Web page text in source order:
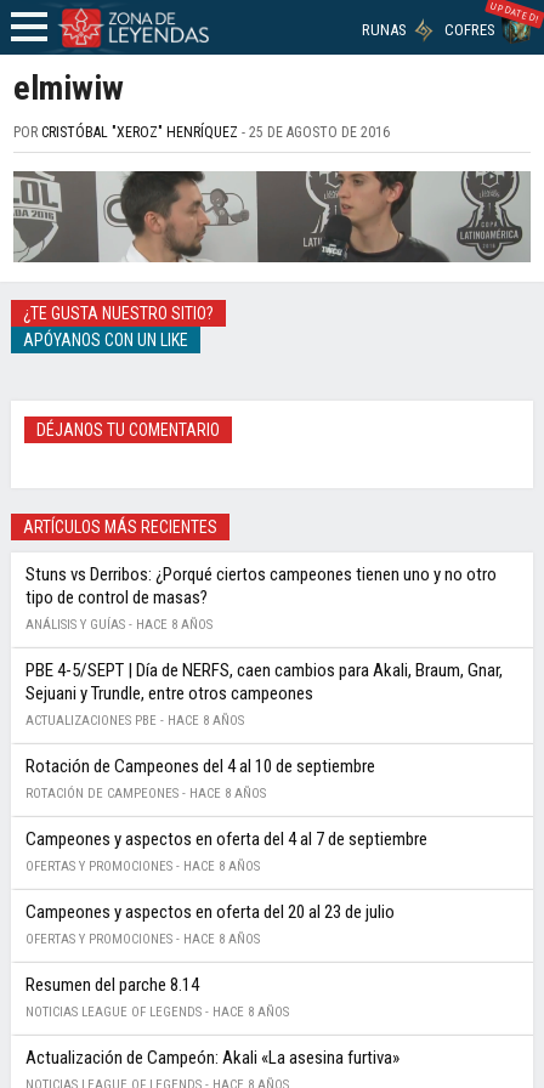
RUNAS COFRES
UPDATED!
elmiwiw
PORCRISTÓBAL "XEROZ" HENRÍQUEZ - 25 DE AGOSTO DE 2016
¿TE GUSTA NUESTRO SITIO?
APÓYANOS CON UN LIKE
DÉJANOS TU COMENTARIO
ARTÍCULOS MÁS RECIENTES
Stuns vs Derribos: ¿Porqué ciertos campeones tienen uno y no otro
tipo de control de masas?
ANÁLISIS Y GUÍAS - HACE 8 AÑOS
PBE 4-5/SEPT | Día de NERFS, caen cambios para Akali, Braum, Gnar,
Sejuani y Trundle, entre otros campeones
ACTUALIZACIONES PBE - HACE 8 AÑOS
Rotación de Campeones del 4 al 10 de septiembre
ROTACIÓN DE CAMPEONES - HACE 8 AÑOS
Campeones y aspectos en oferta del 4 al 7 de septiembre
OFERTAS Y PROMOCIONES - HACE 8 AÑOS
Campeones y aspectos en oferta del 20 al 23 de julio
OFERTAS Y PROMOCIONES - HACE 8 AÑOS
Resumen del parche 8.14
NOTICIAS LEAGUE OF LEGENDS - HACE 8 AÑOS
Actualización de Campeón: Akali «La asesina furtiva»